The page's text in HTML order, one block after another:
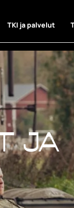
TKI ja palvelut
ja
ja